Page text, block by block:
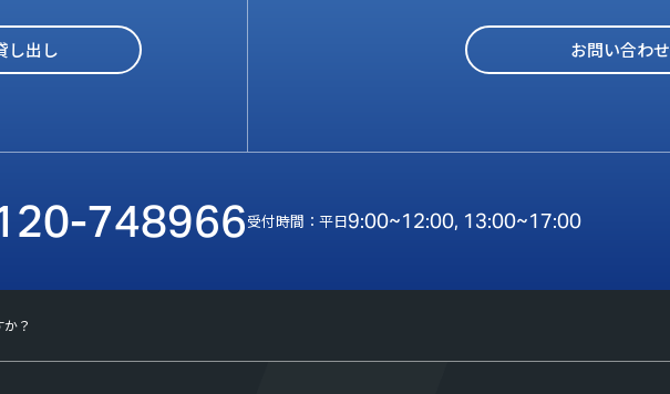
し出し お問い合わせ
748966受付時間：平日9:00~12:00, 13:00~17:00
？